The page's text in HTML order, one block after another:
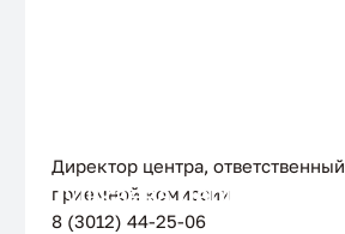
Тушкаева Лариса
Директор центра,
приемной комиссии
8 (3012) 44-25-06